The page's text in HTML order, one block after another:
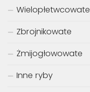
Wielopłetwcowate
Zbrojnikowate
Żmijogłowowate
Inne ryby